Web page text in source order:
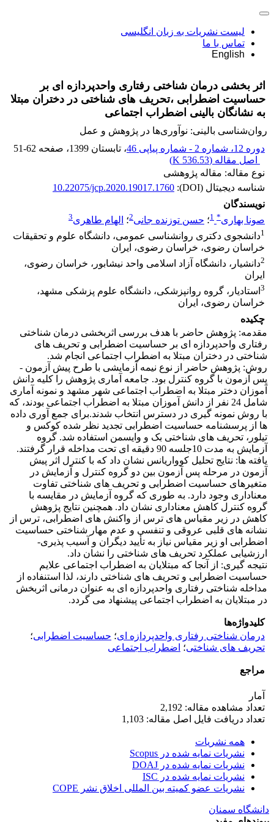
لیست نشریات به زبان انگلیسی
تماس با ما
English
اثر بخشی درمان شناختی رفتاری واحدپردازه ای بر
حساسیت اضطرابی ،تحریف های شناختی در دختران مبتلا
به نشانگان بالینی اضطراب اجتماعی
روان‌شناسی بالینی: نوآوری‌ها در پژوهش و عمل
دوره 12، شماره 2 - شماره پیاپی 46
، تابستان 1399 ، صفحه 51-62
اصل مقاله (536.53 K
)
نوع مقاله: مقاله پژوهشی
شناسه دیجیتال (DOI):
10.22075/jcp.2020.19017.1760
نویسندگان
صونا بهاری*
1؛ حسن توزنده جانی2؛ الهام طاهری3
1دانشجوی دکتری روانشناسی عمومی، دانشگاه علوم و تحقیقات
خراسان رضوی، خراسان رضوی، ایران
2دانشیار، دانشگاه آزاد اسلامی واحد نیشابور، خراسان رضوی،
ایران
3 استادیار، گروه روانپزشکی، دانشگاه علوم پزشکی مشهد،
خراسان رضوی، ایران
چکیده
مقدمه: پژوهش حاضر با هدف بررسی اثربخشی درمان شناختی
رفتاری واحدپردازه ای بر حساسیت اضطرابی و تحریف های
شناختی در دختران مبتلا به اضطراب اجتماعی انجام شد.
روش: پژوهش حاضر از نوع نیمه آزمایشی با طرح پیش آزمون -
پس آزمون با گروه کنترل بود. جامعه آماری پژوهش را کلیه دانش
آموزان دختر مبتلا به اضطراب اجتماعی شهر مشهد و نمونه آماری
شامل 24 نفر از دانش آموزان مبتلا به اضطراب اجتماعی بودند، که
با روش نمونه گیری در دسترس انتخاب شدند.برای جمع آوری داده
ها از پرسشنامه حساسیت اضطرابی تجدید نظر شده کوکس و
تیلور، تحریف های شناختی بک و وایسمن استفاده شد. گروه
آزمایش به مدت 10جلسه 90 دقیقه ای تحت مداخله قرار گرفتند.
یافته ها: نتایج تحلیل کوواریانس نشان داد که با کنترل اثر پیش
آزمون در مرحله پس آزمون بین دو گروه کنترل و آزمایش در
متغیرهای حساسیت اضطرابی و تحریف های شناختی تفاوت
معناداری وجود دارد. به طوری که گروه آزمایش در مقایسه با
گروه کنترل کاهش معناداری نشان داد. همچنین نتایج پژوهش
کاهش در زیر مقیاس های ترس از واکنش های اضطرابی، ترس از
نشانه های قلبی عروقی و تنفسی و عدم مهار شناختی حساسیت
اضطرابی او زیر مقیاس نیاز به تأیید دیگران و آسیب پذیری-
ارزشیابی عملکرد تحریف های شناختی را نشان داد.
نتیجه گیری: از آنجا که مبتلایان به اضطراب اجتماعی علایم
حساسیت اضطرابی و تحریف های شناختی دارند، لذا استنفاده از
مداخله شناختی رفتاری واحدپردازه ای به عنوان درمانی اثربخش
در مبتلایان به اضطراب اجتماعی پیشنهاد می گردد.
کلیدواژه‌ها
درمان شناختی رفتاری واحدپردازه ای؛ حساسیت اضطرابی؛
تحریف های شناختی؛ اضطراب اجتماعی
مراجع
آمار
تعداد مشاهده مقاله: 2,192
تعداد دریافت فایل اصل مقاله: 1,103
همه نشریات
نشریات نمایه شده در Scopus
نشریات نمایه شده در DOAJ
نشریات نمایه شده در ISC
نشریات عضو کمیته بین المللی اخلاق نشر COPE
دانشگاه سمنان